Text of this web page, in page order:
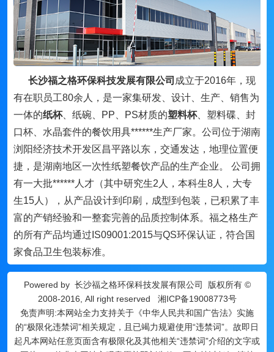
长沙福之格环保科技发展有限公司 成立于2016年，现
有在职员工80余人，是一家集研发、设计、生产、销售为
一体的纸杯、纸碗、PP、PS材质的塑料杯、塑料碟、封
口杯、水晶套件的餐饮用具******生产厂家。公司位于湖南
浏阳经济技术开发区昌平路以东，交通发达，地理位置便
捷，是湖南地区一次性纸塑餐饮产品的生产企业。 公司拥
有一大批******人才（其中研究生2人，本科生8人，大专
生15人），从产品设计到印刷，成型到包装，已积累了丰
富的产销经验和一整套完善的品质控制体系。福之格生产
的所有产品均通过IS09001:2015与QS环保认证，符合国
家食品卫生包装标准。
Powered by 长沙福之格环保科技发展有限公司
版权所有 ©
2008-2016, All right reserved 湘ICP备19008773号
免责声明:本网站全力支持关于《中华人民共和国广告法》实施
的“极限化违禁词”相关规定，且已竭力规避使用“违禁词”。故即日
起凡本网站任意页面含有极限化及其他相关“违禁词”介绍的文字或